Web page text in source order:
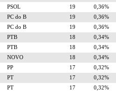
PSOL 19
0,36%
PC do B 19
0,36%
PC do B 19
0,36%
PTB 18
0,34%
PTB 18
0,34%
NOVO 18
0,34%
PP 17
0,32%
PT 17
0,32%
PT 17
0,32%